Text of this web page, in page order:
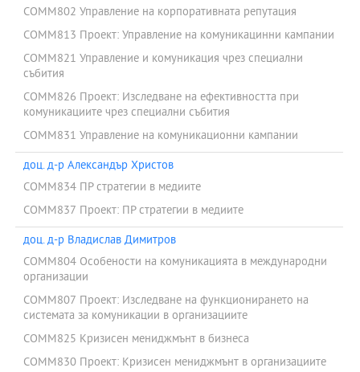
COMM802 Управление на корпоративната репутация
COMM813 Проект: Управление на комуникацинни кампании
COMM821 Управление и комуникация чрез специални
събития
COMM826 Проект: Изследване на ефективността при
комуникациите чрез специални събития
COMM831 Управление на комуникационни кампании
доц. д-р Александър Христов
COMM834 ПР стратегии в медиите
COMM837 Проект: ПР стратегии в медиите
доц. д-р Владислав Димитров
COMM804 Особености на комуникацията в международни
организации
COMM807 Проект: Изследване на функционирането на
системата за комуникации в организациите
COMM825 Кризисен мениджмънт в бизнеса
COMM830 Проект: Кризисен мениджмънт в организациите